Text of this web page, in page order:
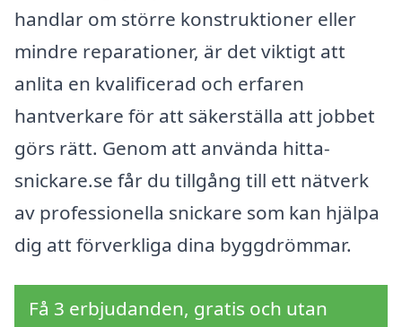
handlar om större konstruktioner eller
mindre reparationer, är det viktigt att
anlita en kvalificerad och erfaren
hantverkare för att säkerställa att jobbet
görs rätt. Genom att använda hitta-
snickare.se får du tillgång till ett nätverk
av professionella snickare som kan hjälpa
dig att förverkliga dina byggdrömmar.
Få 3 erbjudanden, gratis och utan